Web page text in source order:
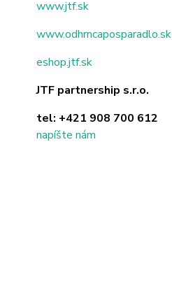
www.jtf.sk
www.odhrncaposparadlo.sk
eshop.jtf.sk
JTF partnership s.r.o.
tel: +421 908 700 612
napíšte nám